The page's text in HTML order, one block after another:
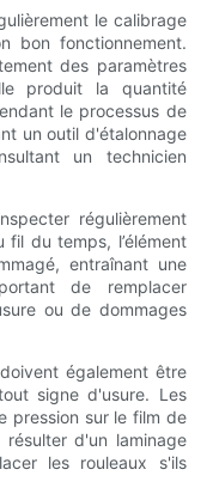
le calibrage
bon fonctionnement.
des paramètres
produit la quantité
le processus de
un outil d'étalonnage
un technicien
régulièrement
fil du temps, l’élément
entraînant une
de remplacer
ou de dommages
également être
signe d'usure. Les
pression sur le film de
d'un laminage
les rouleaux s'ils